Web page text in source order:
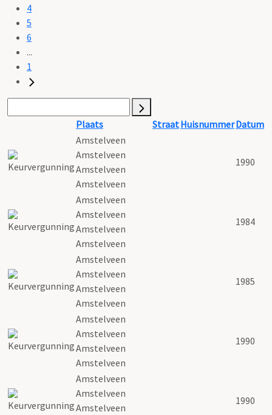
4
5
6
...
1
Plaats StraatHuisnummerDatum
Amstelveen
Amstelveen
Amstelveen
Amstelveen
1990
Amstelveen
Amstelveen
Amstelveen
Amstelveen
1984
Amstelveen
Amstelveen
Amstelveen
Amstelveen
1985
Amstelveen
Amstelveen
Amstelveen
Amstelveen
1990
Amstelveen
Amstelveen
Amstelveen
1990